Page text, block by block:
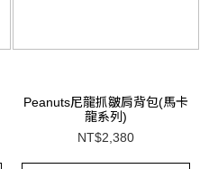
Peanuts尼龍抓皺肩背包(馬卡
龍系列)
NT$2,380